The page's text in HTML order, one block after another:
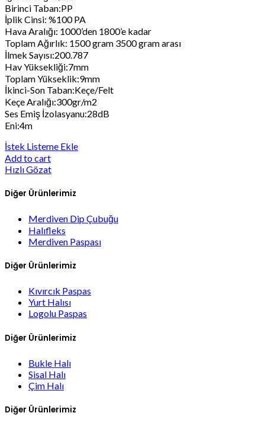
Birinci Taban:PP
İplik Cinsi: %100 PA
Hava Aralığı: 1000’den 1800’e kadar
Toplam Ağırlık: 1500 gram 3500 gram arası
İlmek Sayısı:200.787
Hav Yüksekliği:7mm
Toplam Yükseklik:9mm
İkinci-Son Taban:Keçe/Felt
Keçe Aralığı:300gr/m2
Ses Emiş İzolasyanu:28dB
Eni:4m
İstek Listeme Ekle
Add to cart
Hızlı Gözat
Diğer Ürünlerimiz
Merdiven Dip Çubuğu
Halıfleks
Merdiven Paspası
Diğer Ürünlerimiz
Kıvırcık Paspas
Yurt Halısı
Logolu Paspas
Diğer Ürünlerimiz
Bukle Halı
Sisal Halı
Çim Halı
Diğer Ürünlerimiz